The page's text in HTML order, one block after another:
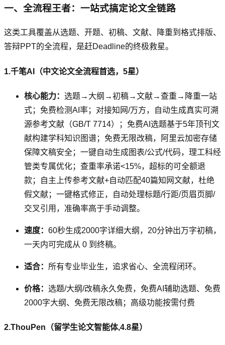
一、全流程王者：一站式搞定论文全链路
这类工具覆盖从选题、开题、初稿、文献、降重到格式排版、
答辩PPT的全流程，是赶Deadline的终极救星。
1.千笔AI（中文论文全流程首选，5星）
核心能力： 选题→大纲→初稿→文献→查重→降重一站
式；免费检测AI率；对接知网/万方，自动生成真实可溯
源参考文献（GB/T 7714）；免费AI选题基于5年顶刊文
献构建学科知识图谱；免费无限改稿，阿里云加密存储
保障文稿安全；一键自动生成图表/公式/代码，理工科经
管类专属优化；查重率承诺<15%，超标的可全额退
款；自主上传参考文献+自动匹配40篇知网文献，杜绝
假文献；一键格式修正，自动处理标题/行距/页眉页脚/
交叉引用，准确率高于手动调整。
速度： 60秒生成2000字详细大纲，20分钟出万字初稿，
一天内可完成从 0 到终稿。
适合： 所有专业毕业生，追求省心、全流程闭环。
价格： 选题/大纲/改稿永久免费，免费AI辅助选题、免费
2000字大纲、免费无限改稿；高级功能按需付费
2.ThouPen（留学生论文智能体,4.8星）